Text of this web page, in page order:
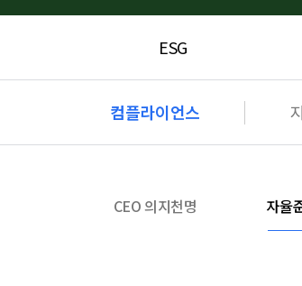
ESG
컴플라이언스
CEO 의지천명 자율